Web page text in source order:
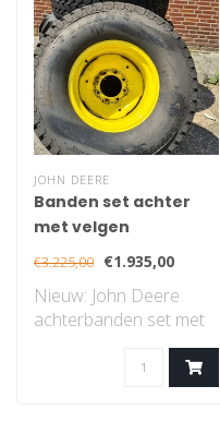
JOHN DEERE
Banden set achter
met velgen
€3.225,00 €1.935,00
Nieuw: John Deere
achterbanden set met
velgen, gazon profiel..